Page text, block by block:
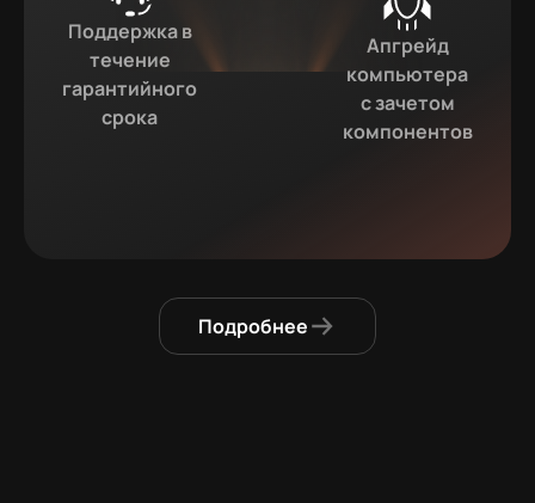
Поддержка в
течение
гарантийного
срока
Апгрейд
компьютера
с зачетом
компонентов
Подробнее